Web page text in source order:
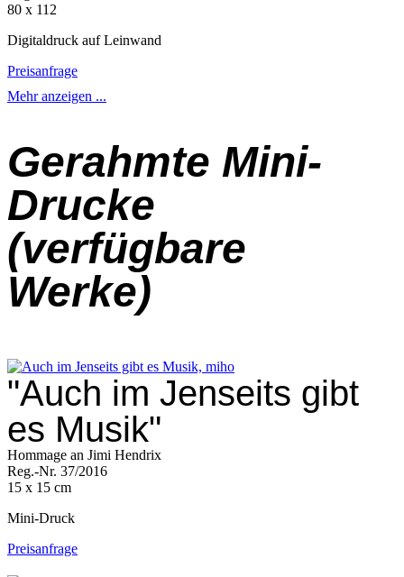
80 x 112
Digitaldruck auf Leinwand
Preisanfrage
Mehr anzeigen ...
Gerahmte Mini-
Drucke
(verfügbare
Werke)
"Auch im Jenseits gibt
es Musik"
Hommage an Jimi Hendrix
Reg.-Nr. 37/2016
15 x 15 cm
Mini-Druck
Preisanfrage